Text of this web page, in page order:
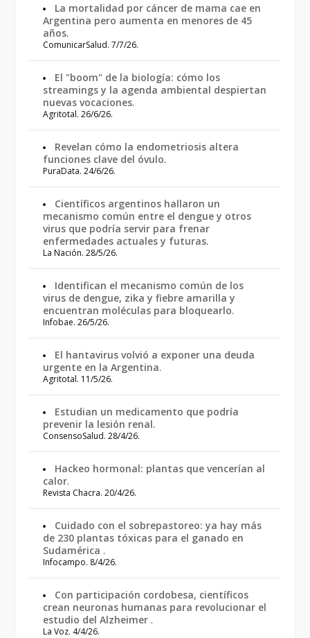
La mortalidad por cáncer de mama cae en
Argentina pero aumenta en menores de 45
años.
ComunicarSalud. 7/7/26.
El "boom" de la biología: cómo los
streamings y la agenda ambiental despiertan
nuevas vocaciones.
Agritotal. 26/6/26.
Revelan cómo la endometriosis altera
funciones clave del óvulo.
PuraData. 24/6/26.
Científicos argentinos hallaron un
mecanismo común entre el dengue y otros
virus que podría servir para frenar
enfermedades actuales y futuras.
La Nación. 28/5/26.
Identifican el mecanismo común de los
virus de dengue, zika y fiebre amarilla y
encuentran moléculas para bloquearlo.
Infobae. 26/5/26.
El hantavirus volvió a exponer una deuda
urgente en la Argentina.
Agritotal. 11/5/26.
Estudian un medicamento que podría
prevenir la lesión renal.
ConsensoSalud. 28/4/26.
Hackeo hormonal: plantas que vencerían al
calor.
Revista Chacra. 20/4/26.
Cuidado con el sobrepastoreo: ya hay más
de 230 plantas tóxicas para el ganado en
Sudamérica .
Infocampo. 8/4/26.
Con participación cordobesa, científicos
crean neuronas humanas para revolucionar el
estudio del Alzheimer .
La Voz. 4/4/26.